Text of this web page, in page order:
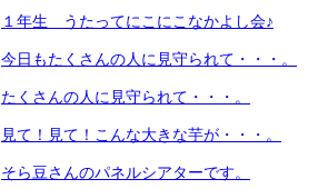
１年生 うたってにこにこなかよし会♪
今日もたくさんの人に見守られて・・・。
たくさんの人に見守られて・・・。
見て！見て！こんな大きな芋が・・・。
そら豆さんのパネルシアターです。